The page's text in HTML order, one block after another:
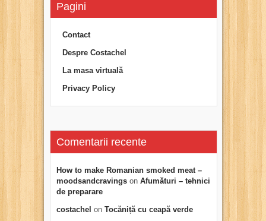
Pagini
Contact
Despre Costachel
La masa virtuală
Privacy Policy
Comentarii recente
How to make Romanian smoked meat –
moodsandcravings on Afumături – tehnici
de preparare
costachel on Tocăniță cu ceapă verde